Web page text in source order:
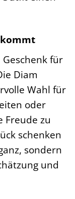
kommt
für
Diam
Wahl für
oder
Freude zu
schenken
sondern
und